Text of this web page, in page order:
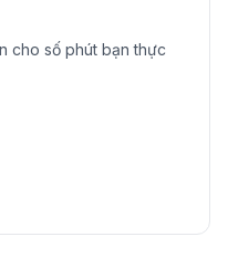
cho số phút bạn thực